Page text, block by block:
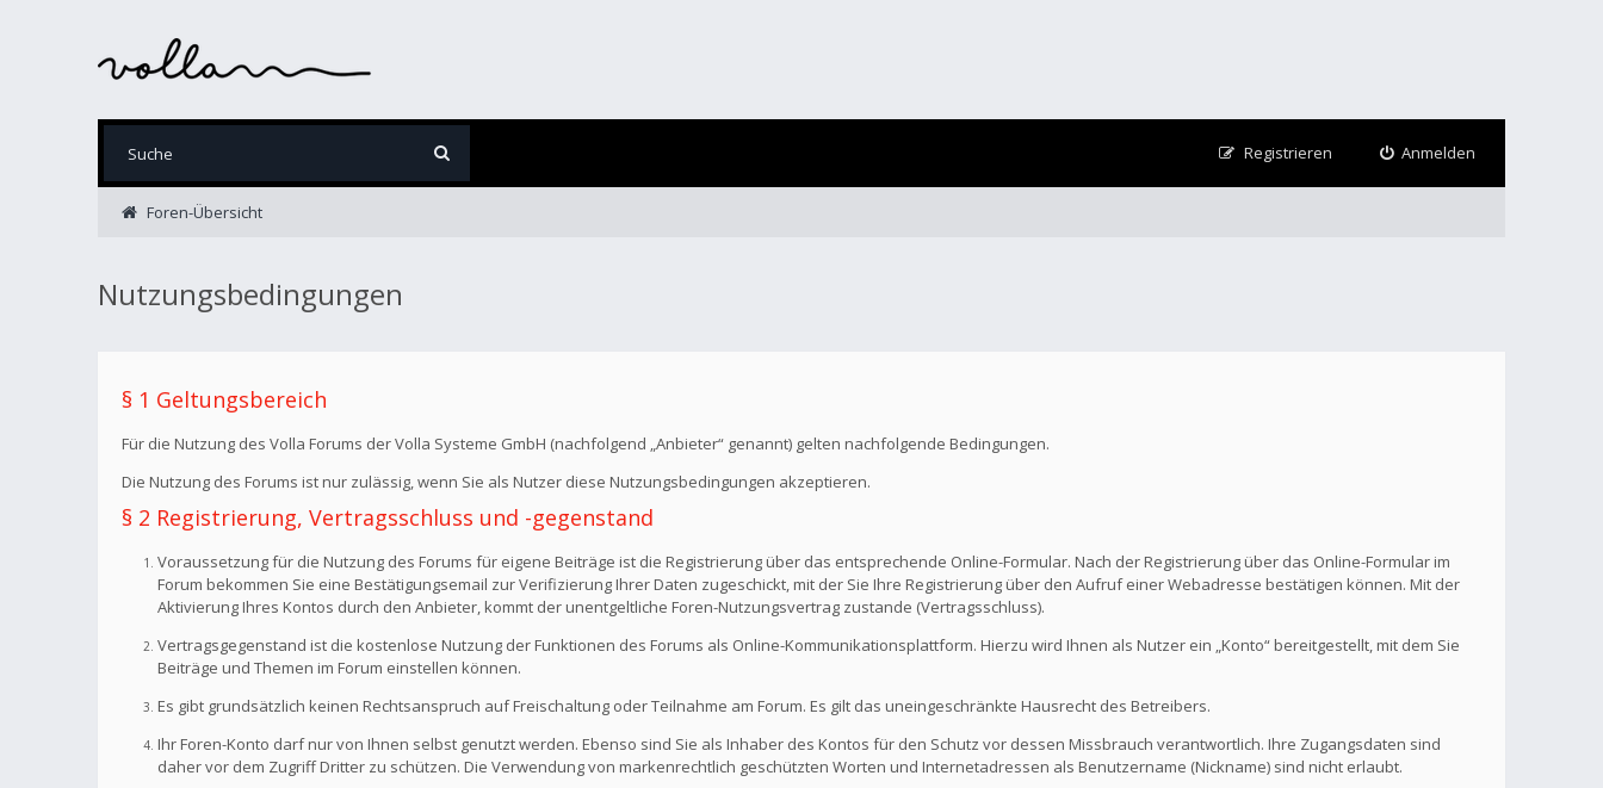
Anmelden
Registrieren
Foren-Übersicht
Nutzungsbedingungen
§ 1 Geltungsbereich
Für die Nutzung des Volla Forums der Volla Systeme GmbH (nachfolgend „Anbieter“ genannt) gelten nachfolgende Bedingungen.
Die Nutzung des Forums ist nur zulässig, wenn Sie als Nutzer diese Nutzungsbedingungen akzeptieren.
§ 2 Registrierung, Vertragsschluss und -gegenstand
Voraussetzung für die Nutzung des Forums für eigene Beiträge ist die Registrierung über das entsprechende Online-Formular. Nach der Registrierung über das Online-Formular im
Forum bekommen Sie eine Bestätigungsemail zur Verifizierung Ihrer Daten zugeschickt, mit der Sie Ihre Registrierung über den Aufruf einer Webadresse bestätigen können. Mit der
Aktivierung Ihres Kontos durch den Anbieter, kommt der unentgeltliche Foren-Nutzungsvertrag zustande (Vertragsschluss).
Vertragsgegenstand ist die kostenlose Nutzung der Funktionen des Forums als Online-Kommunikationsplattform. Hierzu wird Ihnen als Nutzer ein „Konto“ bereitgestellt, mit dem Sie
Beiträge und Themen im Forum einstellen können.
Es gibt grundsätzlich keinen Rechtsanspruch auf Freischaltung oder Teilnahme am Forum. Es gilt das uneingeschränkte Hausrecht des Betreibers.
Ihr Foren-Konto darf nur von Ihnen selbst genutzt werden. Ebenso sind Sie als Inhaber des Kontos für den Schutz vor dessen Missbrauch verantwortlich. Ihre Zugangsdaten sind
daher vor dem Zugriff Dritter zu schützen. Die Verwendung von markenrechtlich geschützten Worten und Internetadressen als Benutzername (Nickname) sind nicht erlaubt.